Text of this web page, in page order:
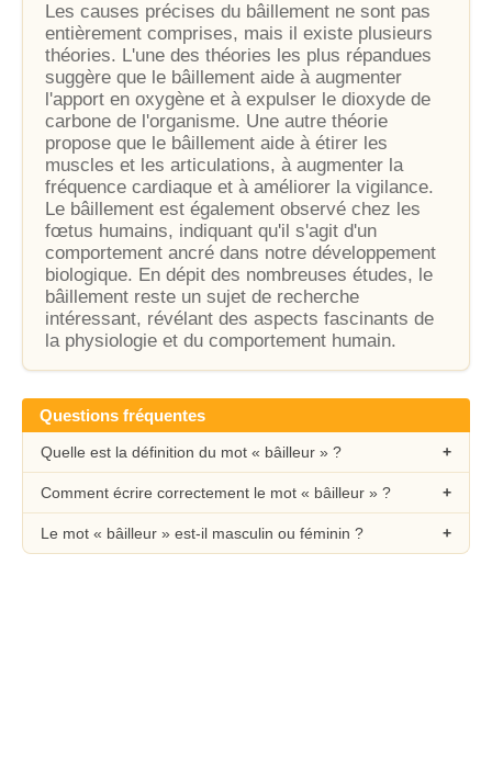
Les causes précises du bâillement ne sont pas
entièrement comprises, mais il existe plusieurs
théories. L'une des théories les plus répandues
suggère que le bâillement aide à augmenter
l'apport en oxygène et à expulser le dioxyde de
carbone de l'organisme. Une autre théorie
propose que le bâillement aide à étirer les
muscles et les articulations, à augmenter la
fréquence cardiaque et à améliorer la vigilance.
Le bâillement est également observé chez les
fœtus humains, indiquant qu'il s'agit d'un
comportement ancré dans notre développement
biologique. En dépit des nombreuses études, le
bâillement reste un sujet de recherche
intéressant, révélant des aspects fascinants de
la physiologie et du comportement humain.
Questions fréquentes
Quelle est la définition du mot « bâilleur » ?
Comment écrire correctement le mot « bâilleur » ?
Le mot « bâilleur » est-il masculin ou féminin ?